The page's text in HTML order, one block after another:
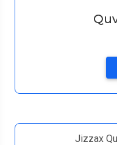
Jizzax